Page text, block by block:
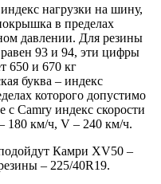
нагрузки на шину,
в пределах
давлении. Для резины
93 и 94, эти цифры
650 и 670 кг
буква – индекс
которого допустимо
Camry индекс скорости
180 км/ч, V – 240 км/ч.
Камри XV50 –
– 225/40R19.